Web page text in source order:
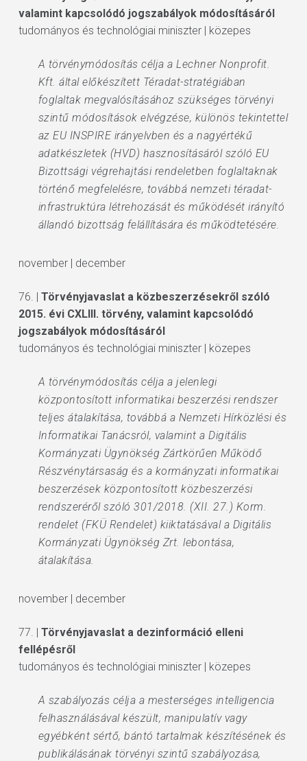
valamint kapcsolódó jogszabályok módosításáról
tudományos és technológiai miniszter | közepes
A törvénymódosítás célja a Lechner Nonprofit.
Kft. által előkészített Téradat-stratégiában
foglaltak megvalósításához szükséges törvényi
szintű módosítások elvégzése, különös tekintettel
az EU INSPIRE irányelvben és a nagyértékű
adatkészletek (HVD) hasznosításáról szóló EU
Bizottsági végrehajtási rendeletben foglaltaknak
történő megfelelésre, továbbá nemzeti téradat-
infrastruktúra létrehozását és működését irányító
állandó bizottság felállítására és működtetésére.
november | december
76. | Törvényjavaslat a közbeszerzésekről szóló
2015. évi CXLIII. törvény, valamint kapcsolódó
jogszabályok módosításáról
tudományos és technológiai miniszter | közepes
A törvénymódosítás célja a jelenlegi
központosított informatikai beszerzési rendszer
teljes átalakítása, továbbá a Nemzeti Hírközlési és
Informatikai Tanácsról, valamint a Digitális
Kormányzati Ügynökség Zártkörűen Működő
Részvénytársaság és a kormányzati informatikai
beszerzések központosított közbeszerzési
rendszeréről szóló 301/2018. (XII. 27.) Korm.
rendelet (FKÜ Rendelet) kiiktatásával a Digitális
Kormányzati Ügynökség Zrt. lebontása,
átalakítása.
november | december
77. | Törvényjavaslat a dezinformáció elleni
fellépésről
tudományos és technológiai miniszter | közepes
A szabályozás célja a mesterséges intelligencia
felhasználásával készült, manipulatív vagy
egyébként sértő, bántó tartalmak készítésének és
publikálásának törvényi szintű szabályozása,